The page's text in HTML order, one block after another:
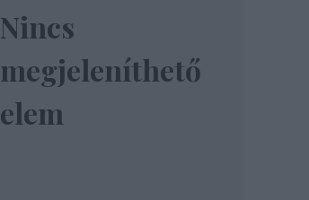
Nincs
megjeleníthető
elem